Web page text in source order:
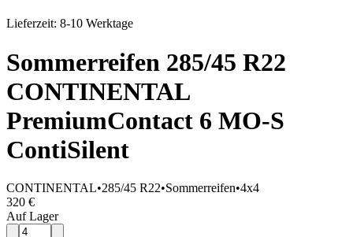
Lieferzeit: 8-10 Werktage
Sommerreifen 285/45 R22
CONTINENTAL
PremiumContact 6 MO-S
ContiSilent
CONTINENTAL•285/45 R22•Sommerreifen•4x4
320 €
Auf Lager